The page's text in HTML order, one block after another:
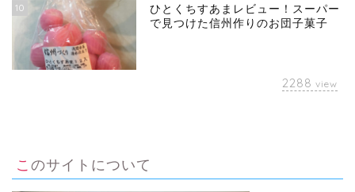
10
ひとくちすあまレビュー！スーパー
で見つけた信州作りのお団子菓子
2288 view
このサイトについて